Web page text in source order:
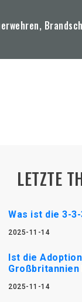
LETZTE
Was ist die 3-
2025-11-14
Ist die
2025-11-14